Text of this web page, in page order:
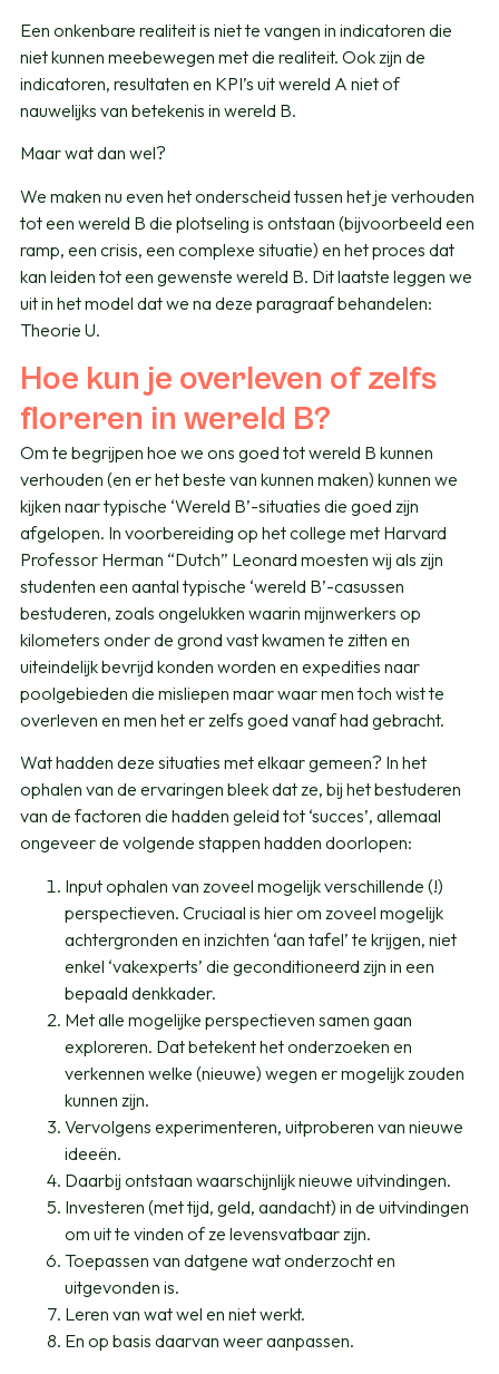
Een onkenbare realiteit is niet te vangen in indicatoren die
niet kunnen meebewegen met die realiteit. Ook zijn de
indicatoren, resultaten en KPI’s uit wereld A niet of
nauwelijks van betekenis in wereld B.
Maar wat dan wel?
We maken nu even het onderscheid tussen het je verhouden
tot een wereld B die plotseling is ontstaan (bijvoorbeeld een
ramp, een crisis, een complexe situatie) en het proces dat
kan leiden tot een gewenste wereld B. Dit laatste leggen we
uit in het model dat we na deze paragraaf behandelen:
Theorie U.
Hoe kun je overleven of zelfs
floreren in wereld B?
Om te begrijpen hoe we ons goed tot wereld B kunnen
verhouden (en er het beste van kunnen maken) kunnen we
kijken naar typische ‘Wereld B’-situaties die goed zijn
afgelopen. In voorbereiding op het college met Harvard
Professor Herman “Dutch” Leonard moesten wij als zijn
studenten een aantal typische ‘wereld B’-casussen
bestuderen, zoals ongelukken waarin mijnwerkers op
kilometers onder de grond vast kwamen te zitten en
uiteindelijk bevrijd konden worden en expedities naar
poolgebieden die misliepen maar waar men toch wist te
overleven en men het er zelfs goed vanaf had gebracht.
Wat hadden deze situaties met elkaar gemeen? In het
ophalen van de ervaringen bleek dat ze, bij het bestuderen
van de factoren die hadden geleid tot ‘succes’, allemaal
ongeveer de volgende stappen hadden doorlopen:
Input ophalen van zoveel mogelijk verschillende (!)
perspectieven. Cruciaal is hier om zoveel mogelijk
achtergronden en inzichten ‘aan tafel’ te krijgen, niet
enkel ‘vakexperts’ die geconditioneerd zijn in een
bepaald denkkader.
Met alle mogelijke perspectieven samen gaan
exploreren. Dat betekent het onderzoeken en
verkennen welke (nieuwe) wegen er mogelijk zouden
kunnen zijn.
Vervolgens experimenteren, uitproberen van nieuwe
ideeën.
Daarbij ontstaan waarschijnlijk nieuwe uitvindingen.
Investeren (met tijd, geld, aandacht) in de uitvindingen
om uit te vinden of ze levensvatbaar zijn.
Toepassen van datgene wat onderzocht en
uitgevonden is.
Leren van wat wel en niet werkt.
En op basis daarvan weer aanpassen.